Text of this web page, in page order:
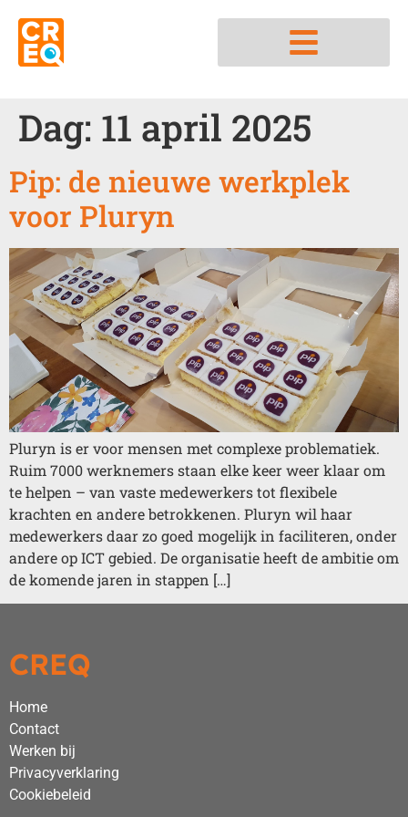
Dag: 11 april 2025
Pip: de nieuwe werkplek
voor Pluryn
Pluryn is er voor mensen met complexe problematiek.
Ruim 7000 werknemers staan elke keer weer klaar om
te helpen – van vaste medewerkers tot flexibele
krachten en andere betrokkenen. Pluryn wil haar
medewerkers daar zo goed mogelijk in faciliteren, onder
andere op ICT gebied. De organisatie heeft de ambitie om
de komende jaren in stappen […]
CREQ
Home
Contact
Werken bij
Privacyverklaring
Cookiebeleid